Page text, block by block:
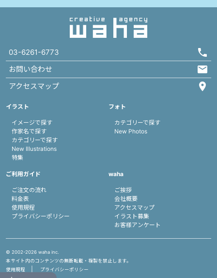
イラスト
イメージで探す
作家名で探す
カテゴリーで探す
New Illustrations
特集
フォト
カテゴリーで探す
New Photos
ご利用ガイド
ご注文の流れ
料金表
使用規程
プライバシーポリシー
waha
ご挨拶
会社概要
アクセスマップ
イラスト募集
お客様アンケート
03-6261-6773
お問い合わせ
アクセスマップ
© 2002-2026 waha inc.
本サイト内のコンテンツの無断転載・複製を禁止します。
使用規程
プライバシーポリシー